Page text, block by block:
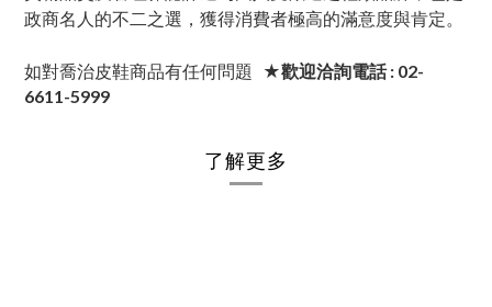
政商名人的不二之選，獲得消費者極高的滿意度與肯定。
如對喬治皮鞋商品有任何問題
★歡迎洽詢電話 : 02-
6611-5999
了解更多